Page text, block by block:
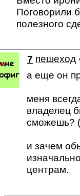
Поговорили
полезного
7 пешеход
а еще он
меня
владелец
сможешь?
и зачем
центрам.